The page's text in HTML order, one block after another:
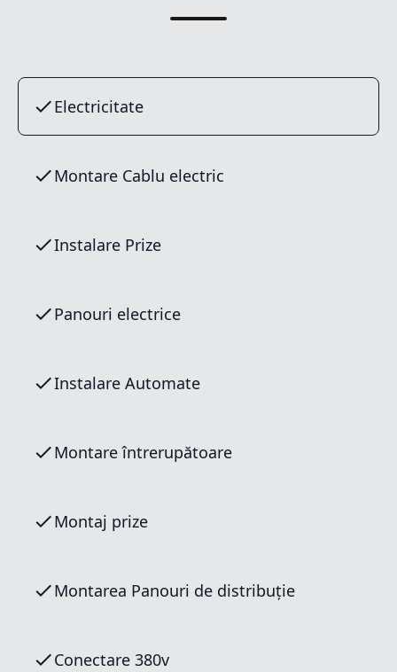
Electricitate
Montare Cablu electric
Instalare Prize
Panouri electrice
Instalare Automate
Montare întrerupătoare
Montaj prize
Montarea Panouri de distribuție
Conectare 380v